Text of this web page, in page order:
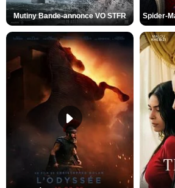
Mutiny Bande-annonce VO STFR